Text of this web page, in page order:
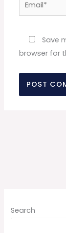
WebsiteSave
browser for
Search